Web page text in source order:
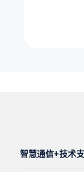
智慧通信 技术